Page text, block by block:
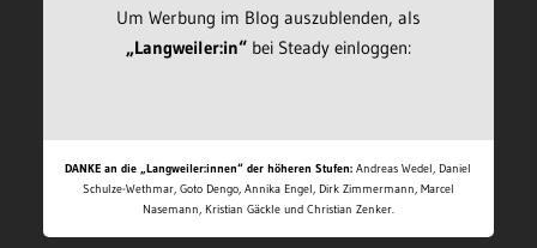
Um Werbung im Blog auszublenden, als
„Langweiler:in“bei Steady einloggen:
DANKE an die „Langweiler:innen“ der höheren Stufen: Andreas Wedel, Daniel
Schulze-Wethmar, Goto Dengo, Annika Engel, Dirk Zimmermann, Marcel
Nasemann, Kristian Gäckle und Christian Zenker.